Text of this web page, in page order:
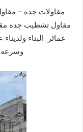
مقاولات جده –
مقاول تشطيب جده
عمائر البناء
وسرعه